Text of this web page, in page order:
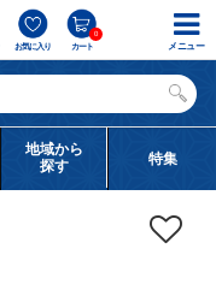
お気に入り カート
0
地域から
探す
特集
メニュー